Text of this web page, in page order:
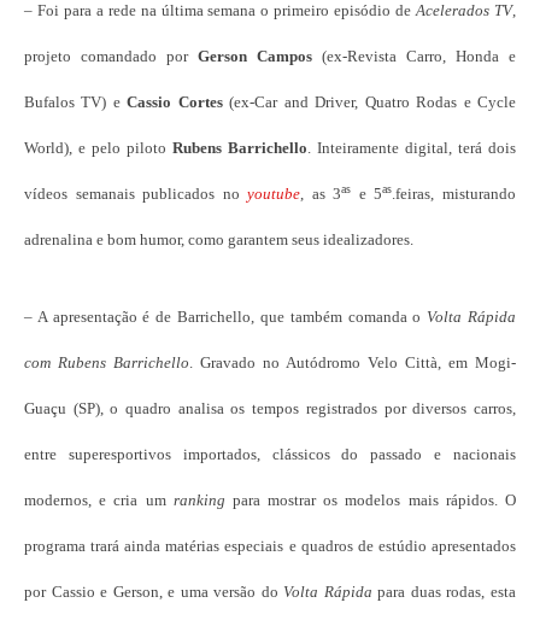
– Foi para a rede na última semana o primeiro episódio deAcelerados TV,
projeto comandado por Gerson Campos (ex-Revista Carro, Honda e
Bufalos TV) eCassio Cortes(ex-Car and Driver, Quatro Rodas e Cycle
World), e pelo piloto Rubens Barrichello . Inteiramente digital, terá dois
vídeos semanais publicados noyoutube , as 3as e 5as .feiras, misturando
adrenalina e bom humor, como garantem seus idealizadores.
– A apresentação é de Barrichello, que também comanda o Volta Rápida
com Rubens Barrichello . Gravado no Autódromo Velo Città, em Mogi-
Guaçu (SP), o quadro analisa os tempos registrados por diversos carros,
entre superesportivos importados, clássicos do passado e nacionais
modernos, e cria umranking para mostrar os modelos mais rápidos. O
programa trará ainda matérias especiais e quadros de estúdio apresentados
por Cassio e Gerson, e uma versão do Volta Rápida para duas rodas, esta